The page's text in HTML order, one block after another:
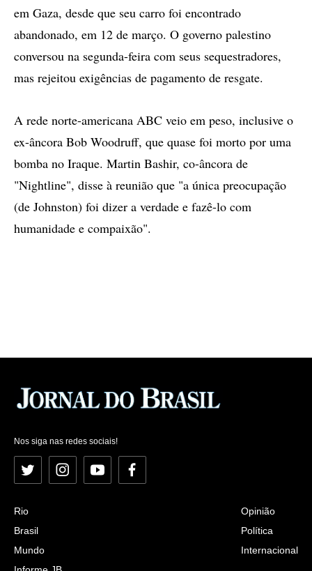
em Gaza, desde que seu carro foi encontrado
abandonado, em 12 de março. O governo palestino
conversou na segunda-feira com seus sequestradores,
mas rejeitou exigências de pagamento de resgate.
A rede norte-americana ABC veio em peso, inclusive o
ex-âncora Bob Woodruff, que quase foi morto por uma
bomba no Iraque. Martin Bashir, co-âncora de
"Nightline", disse à reunião que "a única preocupação
(de Johnston) foi dizer a verdade e fazê-lo com
humanidade e compaixão".
Nos siga nas redes sociais!
Twitter InstagramYouTubeFacebook
Rio
Brasil
Mundo
Opinião
Política
Internacional